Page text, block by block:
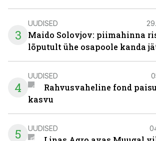
3
UUDISED
Maido Solovjov: piimahinna
lõputult ühe osapoole kanda
4
UUDISED
Rahvusvaheline fond
kasvu
5 UUDISED